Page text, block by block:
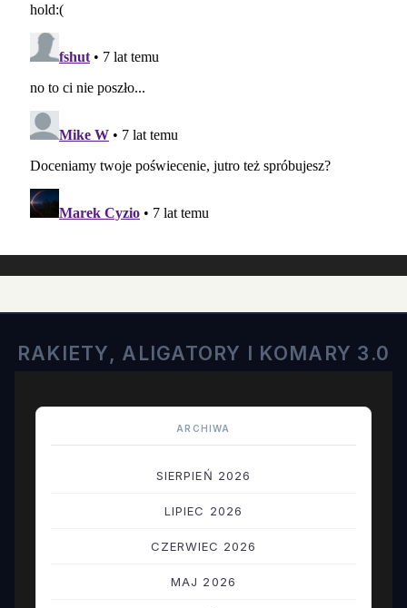
RAKIETY, ALIGATORY I KOMARY 3.0
ARCHIWA
SIERPIEŃ 2026
LIPIEC 2026
CZERWIEC 2026
MAJ 2026